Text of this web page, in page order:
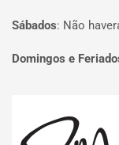
Sábados: Não
Domingos e